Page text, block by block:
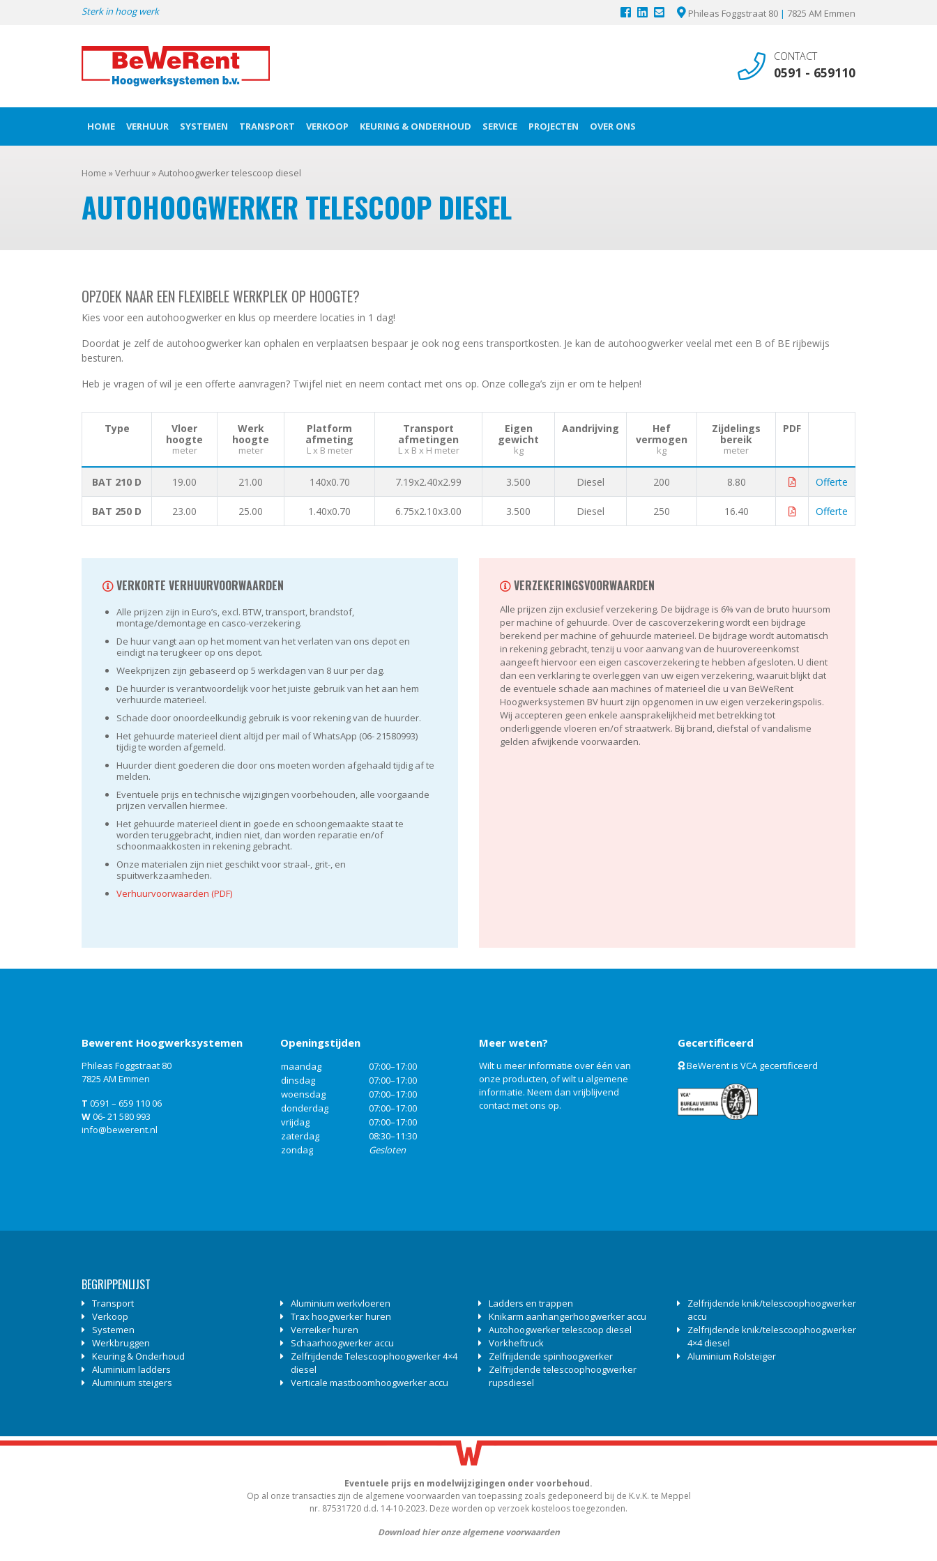
Sterk in hoog werk Phileas Foggstraat 80 | 7825 AM Emmen
CONTACT
0591 - 659110
HOME VERHUUR SYSTEMEN TRANSPORT VERKOOP KEURING & ONDERHOUD SERVICE PROJECTEN OVER ONS
Home »Verhuur»Autohoogwerker telescoop diesel
AUTOHOOGWERKER TELESCOOP DIESEL
OPZOEK NAAR EEN FLEXIBELE WERKPLEK OP HOOGTE?
Kies voor een autohoogwerker en klus op meerdere locaties in 1 dag!
Doordat je zelf de autohoogwerker kan ophalen en verplaatsen bespaar je ook nog eens transportkosten. Je kan de autohoogwerker veelal met een B of BE rijbewijs
besturen.
Heb je vragen of wil je een offerte aanvragen? Twijfel niet en neem contact met ons op. Onze collega’s zijn er om te helpen!
Type
Vloer
hoogte
meter
Werk
hoogte
meter
Platform
afmeting
L x B meter
Transport
afmetingen
L x B x H meter
Eigen
gewicht
kg
Aandrijving
Hef
vermogen
kg
Zijdelings
bereik
meter
PDF
BAT 210 D 19.00 21.00 140x0.70 7.19x2.40x2.99 3.500 Diesel 200 8.80 Offerte
BAT 250 D 23.00 25.00 1.40x0.70 6.75x2.10x3.00 3.500 Diesel 250 16.40 Offerte
VERKORTE VERHUURVOORWAARDEN
Alle prijzen zijn in Euro’s, excl. BTW, transport, brandstof,
montage/demontage en casco-verzekering.
De huur vangt aan op het moment van het verlaten van ons depot en
eindigt na terugkeer op ons depot.
Weekprijzen zijn gebaseerd op 5 werkdagen van 8 uur per dag.
De huurder is verantwoordelijk voor het juiste gebruik van het aan hem
verhuurde materieel.
Schade door onoordeelkundig gebruik is voor rekening van de huurder.
Het gehuurde materieel dient altijd per mail of WhatsApp (06- 21580993)
tijdig te worden afgemeld.
Huurder dient goederen die door ons moeten worden afgehaald tijdig af te
melden.
Eventuele prijs en technische wijzigingen voorbehouden, alle voorgaande
prijzen vervallen hiermee.
Het gehuurde materieel dient in goede en schoongemaakte staat te
worden teruggebracht, indien niet, dan worden reparatie en/of
schoonmaakkosten in rekening gebracht.
Onze materialen zijn niet geschikt voor straal-, grit-, en
spuitwerkzaamheden.
Verhuurvoorwaarden (PDF)
VERZEKERINGSVOORWAARDEN
Alle prijzen zijn exclusief verzekering. De bijdrage is 6% van de bruto huursom
per machine of gehuurde. Over de cascoverzekering wordt een bijdrage
berekend per machine of gehuurde materieel. De bijdrage wordt automatisch
in rekening gebracht, tenzij u voor aanvang van de huurovereenkomst
aangeeft hiervoor een eigen cascoverzekering te hebben afgesloten. U dient
dan een verklaring te overleggen van uw eigen verzekering, waaruit blijkt dat
de eventuele schade aan machines of materieel die u van BeWeRent
Hoogwerksystemen BV huurt zijn opgenomen in uw eigen verzekeringspolis.
Wij accepteren geen enkele aansprakelijkheid met betrekking tot
onderliggende vloeren en/of straatwerk. Bij brand, diefstal of vandalisme
gelden afwijkende voorwaarden.
Bewerent Hoogwerksystemen
Phileas Foggstraat 80
7825 AM Emmen
T 0591 – 659 110 06
W06- 21 580 993
info@bewerent.nl
Openingstijden
maandag
07:00–17:00
dinsdag
07:00–17:00
woensdag
07:00–17:00
donderdag
07:00–17:00
vrijdag
07:00–17:00
zaterdag
08:30–11:30
zondag
Gesloten
Meer weten?
Wilt u meer informatie over één van
onze producten, of wilt u algemene
informatie. Neem dan vrijblijvend
contactmet ons op.
Gecertificeerd
BeWerent is VCA gecertificeerd
BEGRIPPENLIJST
Transport
Verkoop
Systemen
Werkbruggen
Keuring & Onderhoud
Aluminium ladders
Aluminium steigers
Aluminium werkvloeren
Trax hoogwerker huren
Verreiker huren
Schaarhoogwerker accu
Zelfrijdende Telescoophoogwerker 4×4
diesel
Verticale mastboomhoogwerker accu
Ladders en trappen
Knikarm aanhangerhoogwerker accu
Autohoogwerker telescoop diesel
Vorkheftruck
Zelfrijdende spinhoogwerker
Zelfrijdende telescoophoogwerker
rupsdiesel
Zelfrijdende knik/telescoophoogwerker
accu
Zelfrijdende knik/telescoophoogwerker
4×4 diesel
Aluminium Rolsteiger
Eventuele prijs en modelwijzigingen onder voorbehoud.
Op al onze transacties zijn de algemene voorwaarden van toepassing zoals gedeponeerd bij de K.v.K. te Meppel
nr. 87531720 d.d. 14-10-2023. Deze worden op verzoek kosteloos toegezonden.
Download hier onze algemene voorwaarden